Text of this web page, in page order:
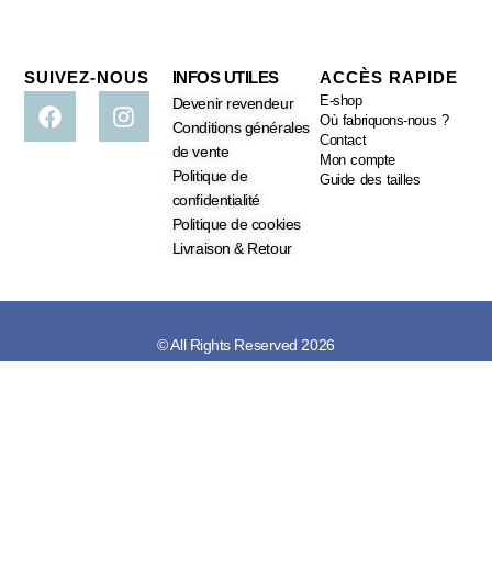
SUIVEZ-NOUS INFOS UTILES
Devenir revendeur
Conditions générales
de vente
Politique de
confidentialité
Politique de cookies
Livraison & Retour
ACCÈS RAPIDE
E-shop
Où fabriquons-nous ?
Contact
Mon compte
Guide des tailles
© All Rights Reserved 2026